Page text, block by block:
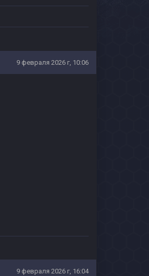
9 февраля 2026 г, 10:06
9 февраля 2026 г, 16:04